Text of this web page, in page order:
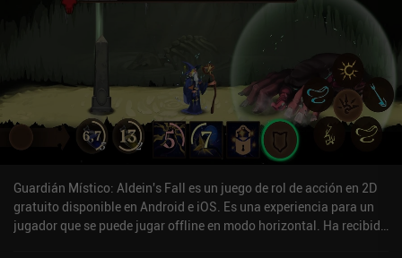
Guardián Místico: Aldein's Fall es un juego de rol de acción en 2D
gratuito disponible en Android e iOS. Es una experiencia para un
jugador que se puede jugar offline en modo horizontal. Ha recibido